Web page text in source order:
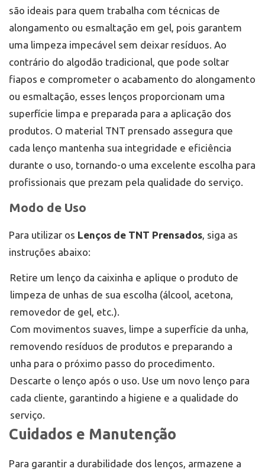
são ideais para quem trabalha com técnicas de
alongamento ou esmaltação em gel, pois garantem
uma limpeza impecável sem deixar resíduos. Ao
contrário do algodão tradicional, que pode soltar
fiapos e comprometer o acabamento do alongamento
ou esmaltação, esses lenços proporcionam uma
superfície limpa e preparada para a aplicação dos
produtos. O material TNT prensado assegura que
cada lenço mantenha sua integridade e eficiência
durante o uso, tornando-o uma excelente escolha para
profissionais que prezam pela qualidade do serviço.
Modo de Uso
Para utilizar os Lenços de TNT Prensados, siga as
instruções abaixo:
Retire um lenço da caixinha e aplique o produto de
limpeza de unhas de sua escolha (álcool, acetona,
removedor de gel, etc.).
Com movimentos suaves, limpe a superfície da unha,
removendo resíduos de produtos e preparando a
unha para o próximo passo do procedimento.
Descarte o lenço após o uso. Use um novo lenço para
cada cliente, garantindo a higiene e a qualidade do
serviço.
Cuidados e Manutenção
Para garantir a durabilidade dos lenços, armazene a